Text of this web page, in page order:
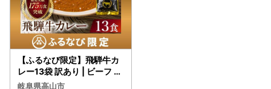
◎発送期間がある返礼品は、記載してある発送時期にお届け
いたします。
◎寄附金受領証明書及びワンストップ特例申請書（希望者の
み）とは別送となります。
◎返礼品の発送日の指定は承っておりません。（長期不在の
ご要望は承っております。）
◎返礼品が発送された段階で配送業者及び伝票番号をメール
【ふるなび限定】飛騨牛カ
レー13袋 訳あり | ビーフ レ
トルト 訳あり DC006-CP
岐阜県高山市